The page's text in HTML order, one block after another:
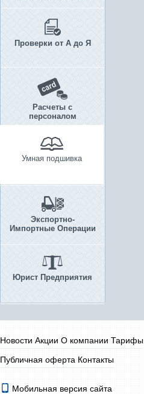
Проверки от А до Я
Расчеты с
персоналом
Умная подшивка
Экспортно-
Импортные Операции
Юрист Предприятия
Новости Акции О компании Тарифы
Публичная оферта Контакты
Мобильная версия сайта